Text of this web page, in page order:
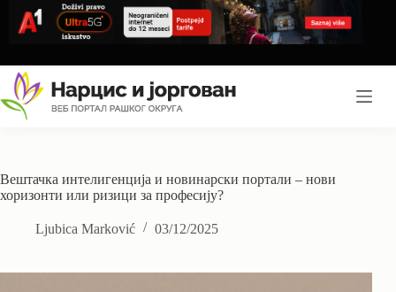
content
Вештачка интелигенција и новинарски портали – нови
хоризонти или ризици за професију?
Ljubica Marković 03/12/2025